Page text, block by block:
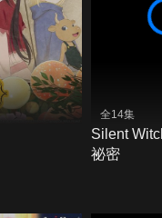
全14集
Silent
祕密